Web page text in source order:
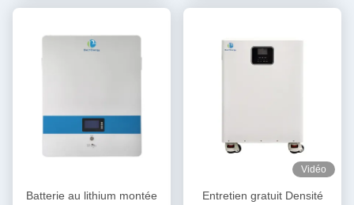
LCD
Batterie au lithium montée
Vidéo
Entretien gratuit Densité